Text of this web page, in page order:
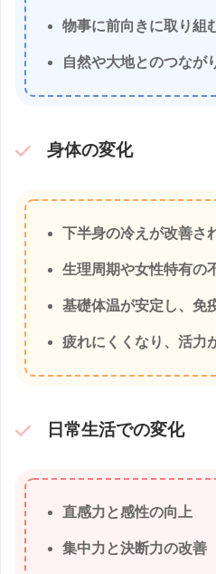
物事に前向きに取り組
自然や大地とのつなが
身体の変化
下半身の冷えが改善さ
生理周期や女性特有の
基礎体温が安定し、免
疲れにくくなり、活力
日常生活での変化
直感力と感性の向上
集中力と決断力の改善